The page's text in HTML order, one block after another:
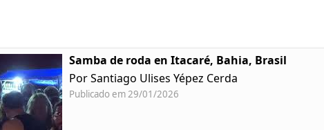
Samba de roda en Itacaré, Bahia, Brasil
Por Santiago Ulises Yépez Cerda
Publicado em 29/01/2026